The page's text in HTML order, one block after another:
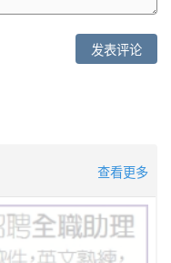
发表评论
查看更多